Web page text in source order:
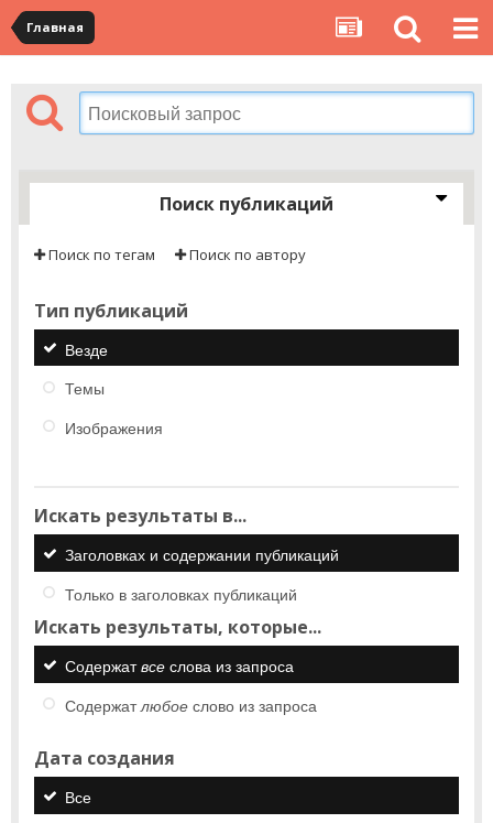
Главная
Поиск публикаций
Поиск по тегам Поиск по автору
Тип публикаций
Везде
Темы
Изображения
Искать результаты в...
Заголовках и содержании публикаций
Только в заголовках публикаций
Искать результаты, которые...
Содержатвсе слова из запроса
Содержатлюбое слово из запроса
Дата создания
Все